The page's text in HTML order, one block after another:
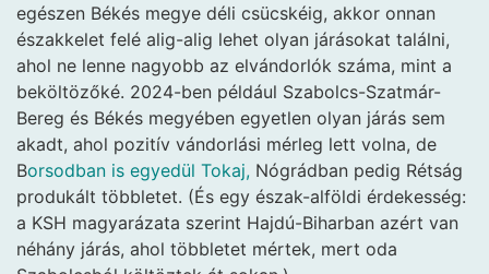
egészen Békés megye déli csücskéig, akkor onnan
északkelet felé alig-alig lehet olyan járásokat találni,
ahol ne lenne nagyobb az elvándorlók száma, mint a
beköltözőké. 2024-ben például Szabolcs-Szatmár-
Bereg és Békés megyében egyetlen olyan járás sem
akadt, ahol pozitív vándorlási mérleg lett volna, de
Borsodban is egyedül Tokaj, Nógrádban pedig Rétság
produkált többletet. (És egy észak-alföldi érdekesség:
a KSH magyarázata szerint Hajdú-Biharban azért van
néhány járás, ahol többletet mértek, mert oda